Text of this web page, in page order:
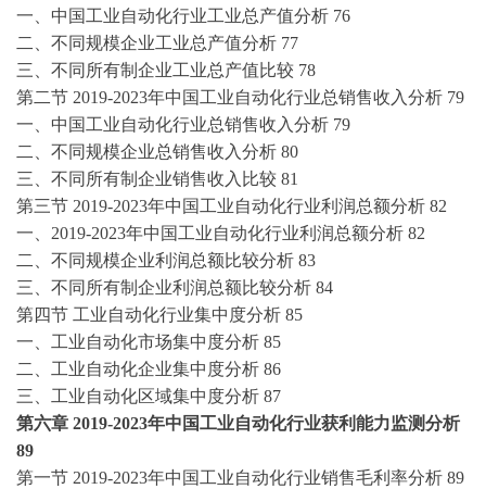
一、中国工业自动化行业工业总产值分析 76
二、不同规模企业工业总产值分析 77
三、不同所有制企业工业总产值比较 78
第二节 2019-2023年中国工业自动化行业总销售收入分析 79
一、中国工业自动化行业总销售收入分析 79
二、不同规模企业总销售收入分析 80
三、不同所有制企业销售收入比较 81
第三节 2019-2023年中国工业自动化行业利润总额分析 82
一、 2019-2023年中国工业自动化行业利润总额分析 82
二、不同规模企业利润总额比较分析 83
三、不同所有制企业利润总额比较分析 84
第四节 工业自动化行业集中度分析 85
一、 工业自动化市场集中度分析 85
二、 工业自动化企业集中度分析 86
三、 工业自动化区域集中度分析 87
第六章 2019-2023年中国工业自动化行业获利能力监测分析
89
第一节 2019-2023年中国工业自动化行业销售毛利率分析 89